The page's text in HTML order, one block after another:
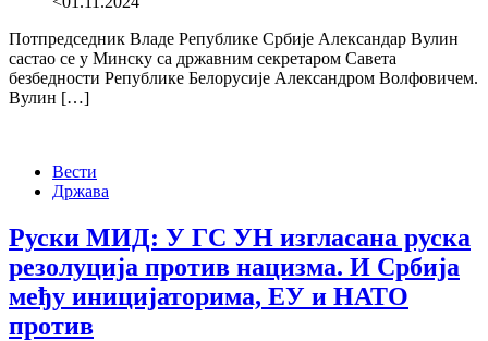
Потпредседник Владе Републике Србије Александар Вулин
састао се у Минску са државним секретаром Савета
безбедности Републике Белорусије Александром Волфовичем.
Вулин […]
Вести
Држава
Руски МИД: У ГС УН изгласана руска
резолуција против нацизма. И Србија
међу иницијаторима, ЕУ и НАТО
против